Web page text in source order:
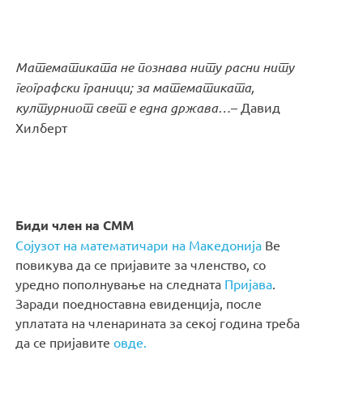
Математиката не познава ниту расни ниту
географски граници; за математиката,
културниот свет е една држава…– Давид
Хилберт
Биди член на СММ
Сојузот на математичари на Македонија Ве
повикува да се пријавите за членство, со
уредно пополнување на следната Пријава
Заради поедноставна евиденција, после
уплатата на членарината за секој година треба
да се пријавитеовде.